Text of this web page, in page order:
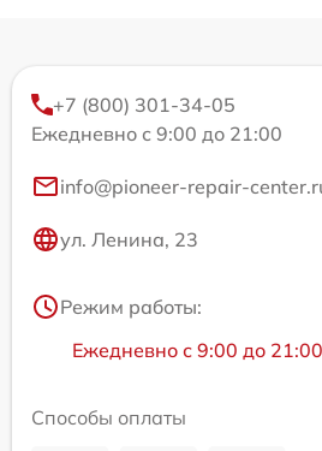
+7 (800) 301-34-05
Ежедневно с 9:00 до 21:00
info@pioneer-repair-
ул. Ленина, 23
Режим работы:
Ежедневно с 9:00 до 21:00
Способы оплаты